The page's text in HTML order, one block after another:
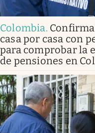
Colombia.
casa por casa con
para comprobar la
de pensiones en